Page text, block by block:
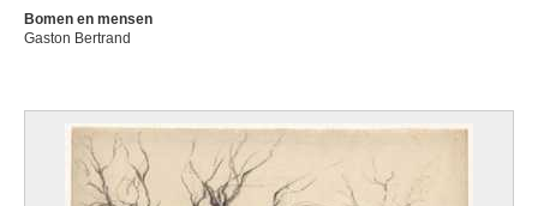
Bomen en mensen
Gaston Bertrand